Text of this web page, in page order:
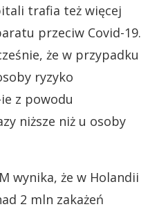
trafia też więcej
przeciw Covid-19.
że w przypadku
ryzyko
z powodu
niższe niż u osoby
wynika, że w Holandii
2 mln zakażeń